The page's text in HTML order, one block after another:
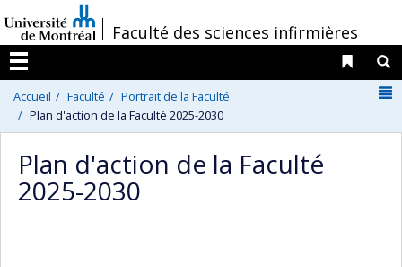
au
contenu
/Faculté des sciences infirmières
Menu
Liens
Accueil Faculté
Portrait de la Faculté
Plan d'action de la Faculté 2025-2030
Plan d'action de la Faculté
2025-2030